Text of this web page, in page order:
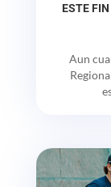
ESTE
Aun